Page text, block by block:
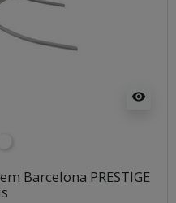
visibility
Barcelona PRESTIGE